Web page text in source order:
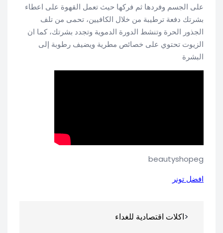
على الجسم وفردها ثم فركها حيث تعمل القهوة على اعطاء
بشرتك دفعة ترطيبة من خلال الكافيين، تحمى من تلف
الجذور الحرة وتنشط الدورة الدموية وتجدد بشرتك، كما ان
الزيوت تحتوي على خصائص مطرية ويضيف رطوبة إلى
البشرة
beautyshopeg
افضل تونر
المقالاتاكلات اقتصادية للغداء